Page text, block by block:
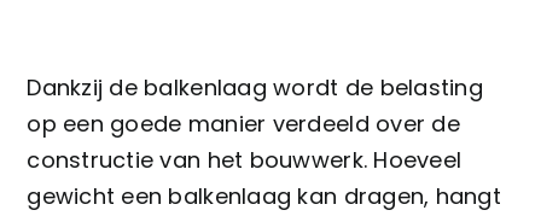
Kennisbank
Werkwijze
Dankzij de balkenlaag wordt de belasting
op een goede manier verdeeld over de
constructie van het bouwwerk. Hoeveel
gewicht een balkenlaag kan dragen, hangt